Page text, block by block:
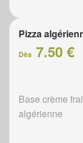
Pizza
Dès 7.50 €
Base crème
algérienne